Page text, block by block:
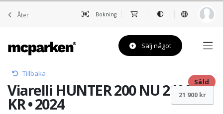
Åter Bokning
Sälj något
Tillbaka
Viarelli HUNTER 200 NU 21900
KR • 2024
Såld
21 900 kr